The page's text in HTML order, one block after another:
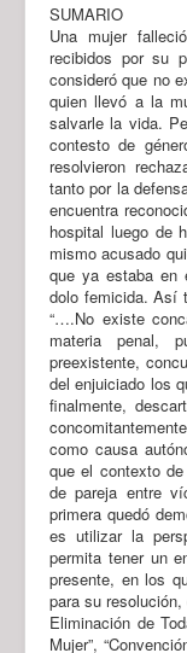
SUMARIO
Una mujer
recibidos por su
consideró que no
quien llevó a la
salvarle la vida.
contesto de
resolvieron
tanto por la
encuentra
hospital luego de
mismo acusado
que ya estaba en
dolo femicida. Así
“….No existe
materia penal,
preexistente,
del enjuiciado los
finalmente,
como causa
que el contexto
de pareja entre
primera quedó
es utilizar la
permita tener un
presente, en los
para su
Eliminación de
Mujer”,